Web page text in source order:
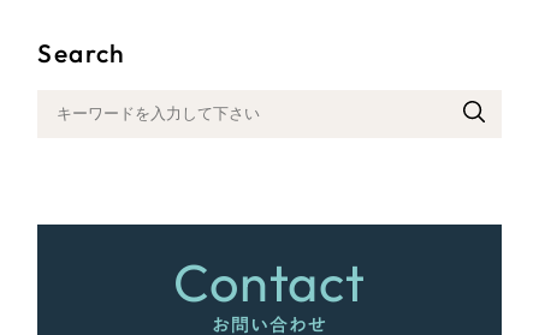
さらに条件を追加する
Search
Contact
お問い合わせ